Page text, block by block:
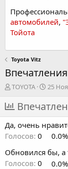
автомобилей,
Тойота
Toyota Vitz
А
в
т
о
р
т
е
м
ы
TOYOTA
Д
а
т
а
н
а
а
л
25
Да, очень
Голосов: 0
0.0%
Обновился бы, а
Голосов: 0
0.0%